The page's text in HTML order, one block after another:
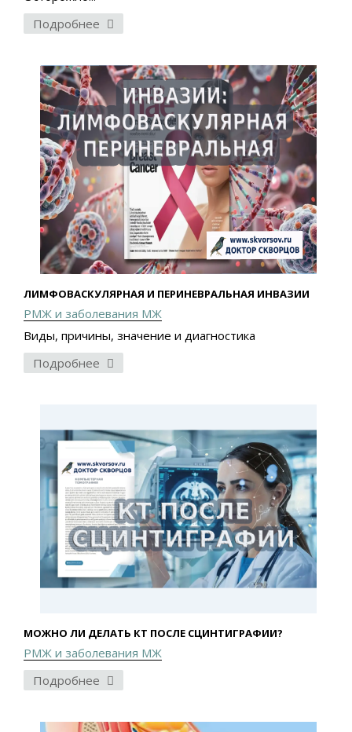
Подробнее
ЛИМФОВАСКУЛЯРНАЯ И ПЕРИНЕВРАЛЬНАЯ ИНВАЗИИ
РМЖ и заболевания МЖ
Виды, причины, значение и диагностика
Подробнее
МОЖНО ЛИ ДЕЛАТЬ КТ ПОСЛЕ СЦИНТИГРАФИИ?
РМЖ и заболевания МЖ
Подробнее